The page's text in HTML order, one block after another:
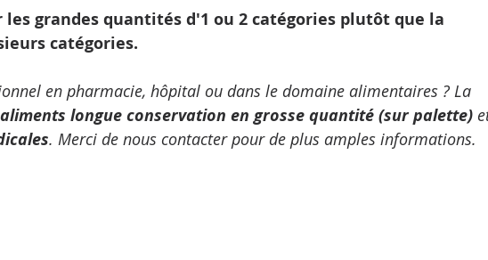
catégories.
en pharmacie, hôpital ou dans le domaine alimentaires ? La
aliments longue conservation en grosse quantité (sur palette)
. Merci de nous contacter pour de plus amples informations.